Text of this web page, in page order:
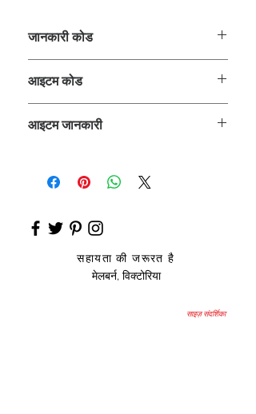
जानकारी कोड
आइटम कोड
आइटम जानकारी
सहायता की जरूरत है
मेलबर्न, विक्टोरिया
साइज़ संदर्शिका